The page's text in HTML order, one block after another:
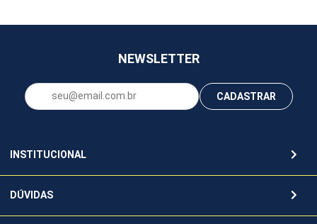
NEWSLETTER
CADASTRAR
INSTITUCIONAL
DÚVIDAS